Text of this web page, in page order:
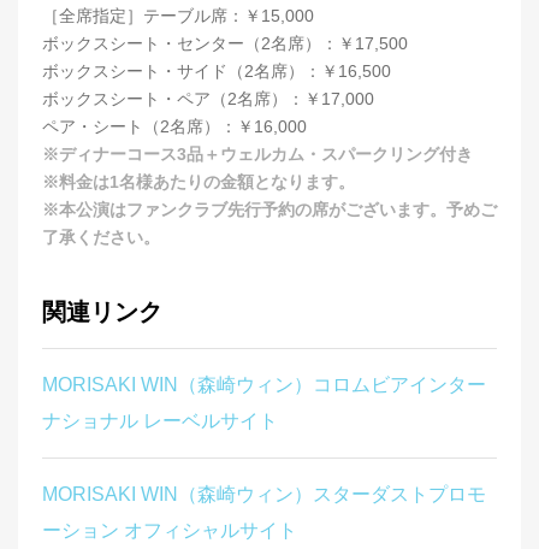
［全席指定］テーブル席：￥15,000
ボックスシート・センター（2名席）：￥17,500
ボックスシート・サイド（2名席）：￥16,500
ボックスシート・ペア（2名席）：￥17,000
ペア・シート（2名席）：￥16,000
※ディナーコース3品＋ウェルカム・スパークリング付き
※料金は1名様あたりの金額となります。
※本公演はファンクラブ先行予約の席がございます。予めご
了承ください。
関連リンク
MORISAKI WIN（森崎ウィン）コロムビアインター
ナショナル レーベルサイト
MORISAKI WIN（森崎ウィン）スターダストプロモ
ーション オフィシャルサイト